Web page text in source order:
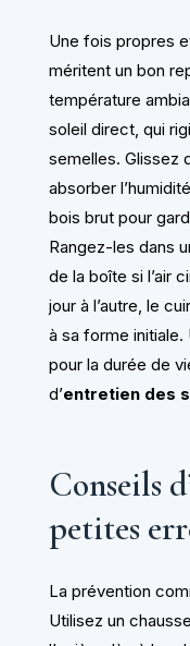
Une fois propres
méritent un bon
température
soleil direct, qui
semelles. Glissez
absorber
bois brut pour
Rangez-les dans
de la boîte si l’air
jour à l’autre, le
à sa forme
pour la durée de
d’entretien des
Conseils
petites
La prévention
Utilisez un